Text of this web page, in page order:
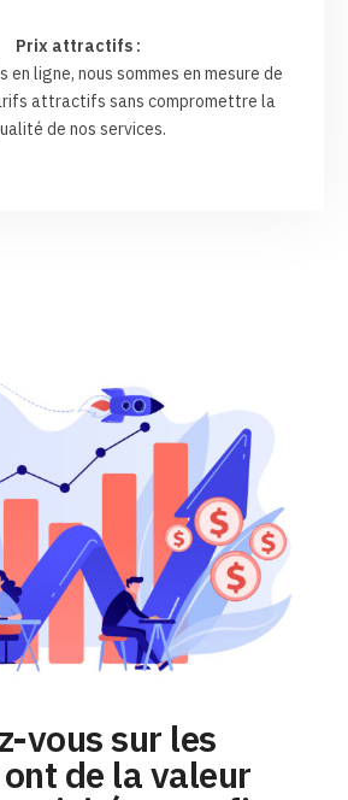
Prix attractifs :
en ligne, nous sommes en mesure de
attractifs sans compromettre la
de nos services.
vous sur les
de la valeur